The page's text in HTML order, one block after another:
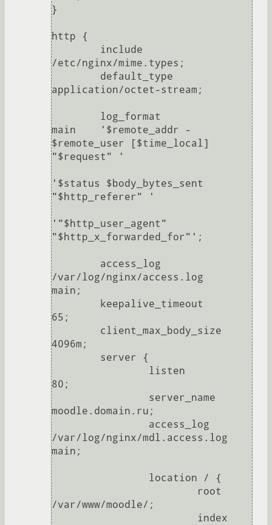
}
http {
/etc/nginx/mime.types;
application/octet-stream;
main    '$remote_addr -
$remote_user [$time_local]
"$request" '
'$status $body_bytes_sent
"$http_referer" '
'"$http_user_agent"
"$http_x_forwarded_for"';
/var/log/nginx/access.log
main;
65;
4096m;
80;
moodle.domain.ru;
/var/log/nginx/mdl.access.log
main;
/var/www/moodle/;